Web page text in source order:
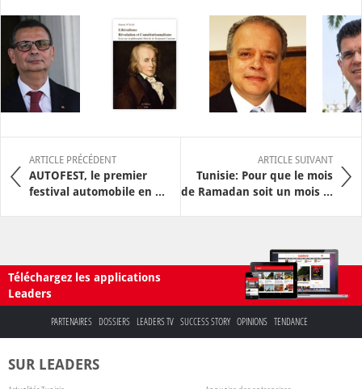
ARTICLE PRÉCÉDENT
AUTOFEST, le premier
festival automobile en ...
ARTICLE SUIVANT
Tunisie: Pour que le mois
de Ramadan soit un mois ...
Téléchargez les applications
Leaders
PARTENAIRES DOSSIERS LEADERS TV SUCCESS STORY OPINIONS TENDANCE
SUR LEADERS